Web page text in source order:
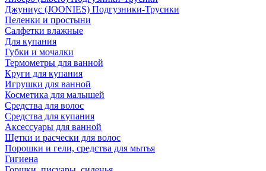
Джуниус (JOONIES) Подгузники-Трусики
Пеленки и простыни
Салфетки влажные
Для купания
Губки и мочалки
Термометры для ванной
Круги для купания
Игрушки для ванной
Косметика для малышей
Средства для волос
Средства для купания
Аксессуары для ванной
Щетки и расчески для волос
Порошки и гели, средства для мытья
Гигиена